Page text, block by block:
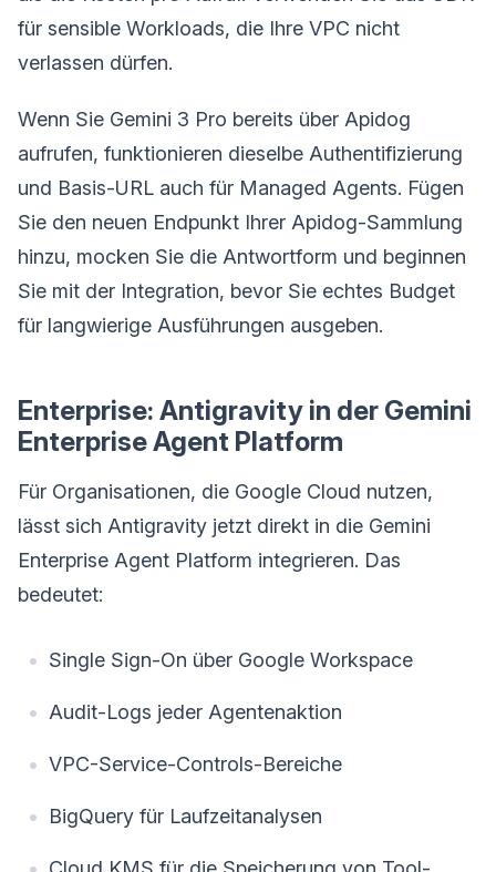
für sensible Workloads, die Ihre VPC nicht
verlassen dürfen.
Wenn Sie Gemini 3 Pro bereits über Apidog
aufrufen, funktionieren dieselbe Authentifizierung
und Basis-URL auch für Managed Agents. Fügen
Sie den neuen Endpunkt Ihrer Apidog-Sammlung
hinzu, mocken Sie die Antwortform und beginnen
Sie mit der Integration, bevor Sie echtes Budget
für langwierige Ausführungen ausgeben.
Enterprise: Antigravity in der Gemini
Enterprise Agent Platform
Für Organisationen, die Google Cloud nutzen,
lässt sich Antigravity jetzt direkt in die Gemini
Enterprise Agent Platform integrieren. Das
bedeutet:
Single Sign-On über Google Workspace
Audit-Logs jeder Agentenaktion
VPC-Service-Controls-Bereiche
BigQuery für Laufzeitanalysen